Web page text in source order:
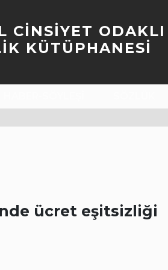
CİNSİYET ODAKLI
KÜTÜPHANESİ
ücret eşitsizliği